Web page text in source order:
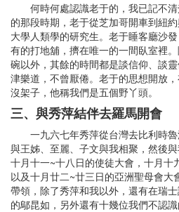
何時何處認識老于的，我已記不清
的那段時期，老于從芝加哥開車到紐
大學人類學的研究生。老于睡客廳沙
有的打地舖，擠在唯一的一間臥室裡
碗以外，其餘的時間都是談信仰、談
津樂道，不曾厭倦。老于的思想開放
沒架子，他稱我們是五個野丫頭。
三、與秀萍結伴去羅馬開會
一九六七年秀萍從台灣去比利時魯
與王姊、至麗、子文與我相聚，然後
十月十一~十八日的使徒大會，十月十
以及十月廿二~廿三日的亞洲聖母會大
帶領，除了秀萍和我以外，還有在瑞
的鄔昆如，另外還有十幾位我們不認識